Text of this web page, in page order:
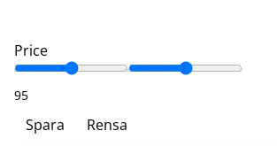
Price
95
Spara Rensa